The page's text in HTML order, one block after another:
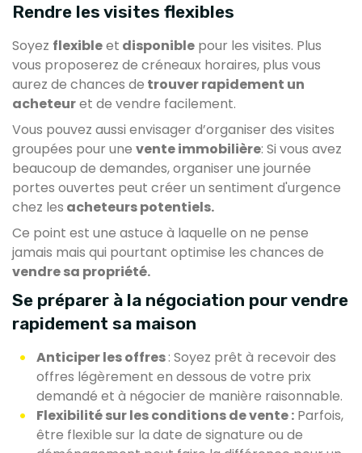
Rendre les visites flexibles
Soyez flexibleet disponible pour les visites. Plus
vous proposerez de créneaux horaires, plus vous
aurez de chances de trouver rapidement un
acheteuret de vendre facilement.
Vous pouvez aussi envisager d’organiser des visites
groupées pour une vente immobilière: Si vous avez
beaucoup de demandes, organiser une journée
portes ouvertes peut créer un sentiment d'urgence
chez les acheteurs potentiels.
Ce point est une astuce à laquelle on ne pense
jamais mais qui pourtant optimise les chances de
vendre sa propriété.
Se préparer à la négociation pour vendre
rapidement sa maison
Anticiper les offres: Soyez prêt à recevoir des
offres légèrement en dessous de votre prix
demandé et à négocier de manière raisonnable.
Flexibilité sur les conditions de vente : Parfois,
être flexible sur la date de signature ou de